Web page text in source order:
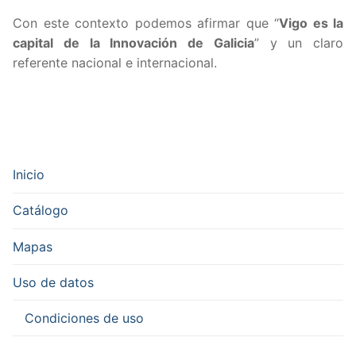
Con este contexto podemos afirmar que “Vigo es la
capital de la Innovación de Galicia” y un claro
referente nacional e internacional.
Inicio
Catálogo
Mapas
Uso de datos
Condiciones de uso